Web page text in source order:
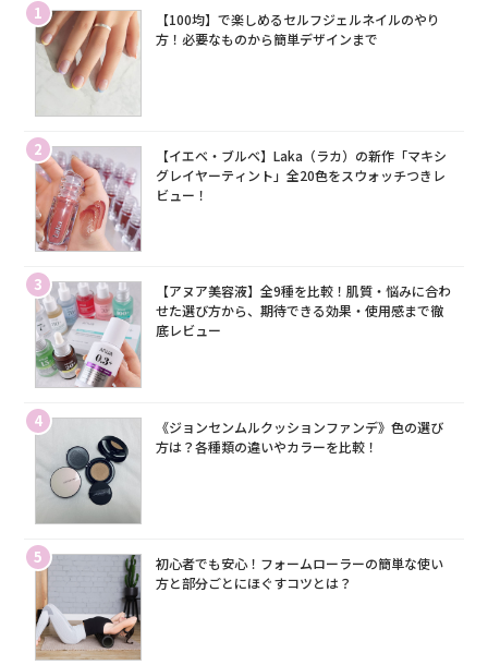
1
【100均】で楽しめるセルフジェルネイルのやり
方！必要なものから簡単デザインまで
2
【イエベ・ブルベ】Laka（ラカ）の新作「マキシ
グレイヤーティント」全20色をスウォッチつきレ
ビュー！
3
【アヌア美容液】全9種を比較！肌質・悩みに合わ
せた選び方から、期待できる効果・使用感まで徹
底レビュー
4
《ジョンセンムルクッションファンデ》色の選び
方は？各種類の違いやカラーを比較！
5
初心者でも安心！フォームローラーの簡単な使い
方と部分ごとにほぐすコツとは？